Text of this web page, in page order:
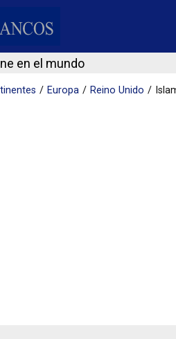
en el mundo
Europa Reino Unido